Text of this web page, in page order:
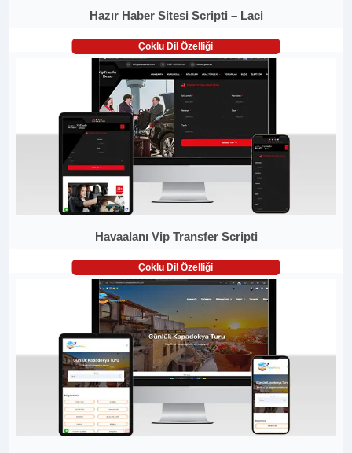
Hazır Haber Sitesi Scripti – Laci
Çoklu Dil Özelliği
Havaalanı Vip Transfer Scripti
Çoklu Dil Özelliği